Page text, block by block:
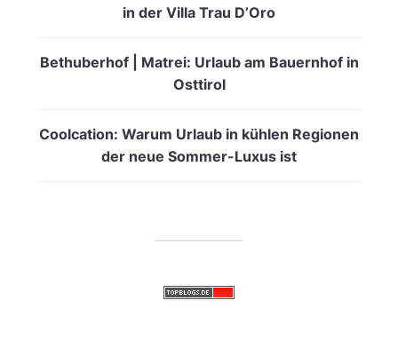
in der Villa Trau D’Oro
Bethuberhof | Matrei: Urlaub am Bauernhof in
Osttirol
Coolcation: Warum Urlaub in kühlen Regionen
der neue Sommer-Luxus ist